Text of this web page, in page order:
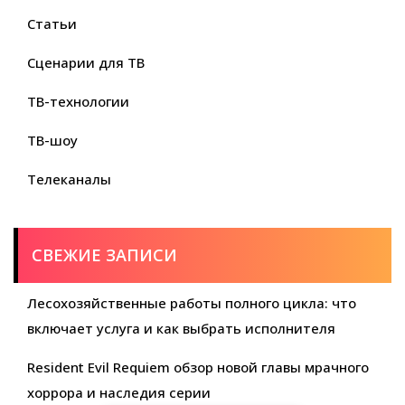
Статьи
Сценарии для ТВ
ТВ-технологии
ТВ-шоу
Телеканалы
СВЕЖИЕ ЗАПИСИ
Лесохозяйственные работы полного цикла: что
включает услуга и как выбрать исполнителя
Resident Evil Requiem обзор новой главы мрачного
хоррора и наследия серии